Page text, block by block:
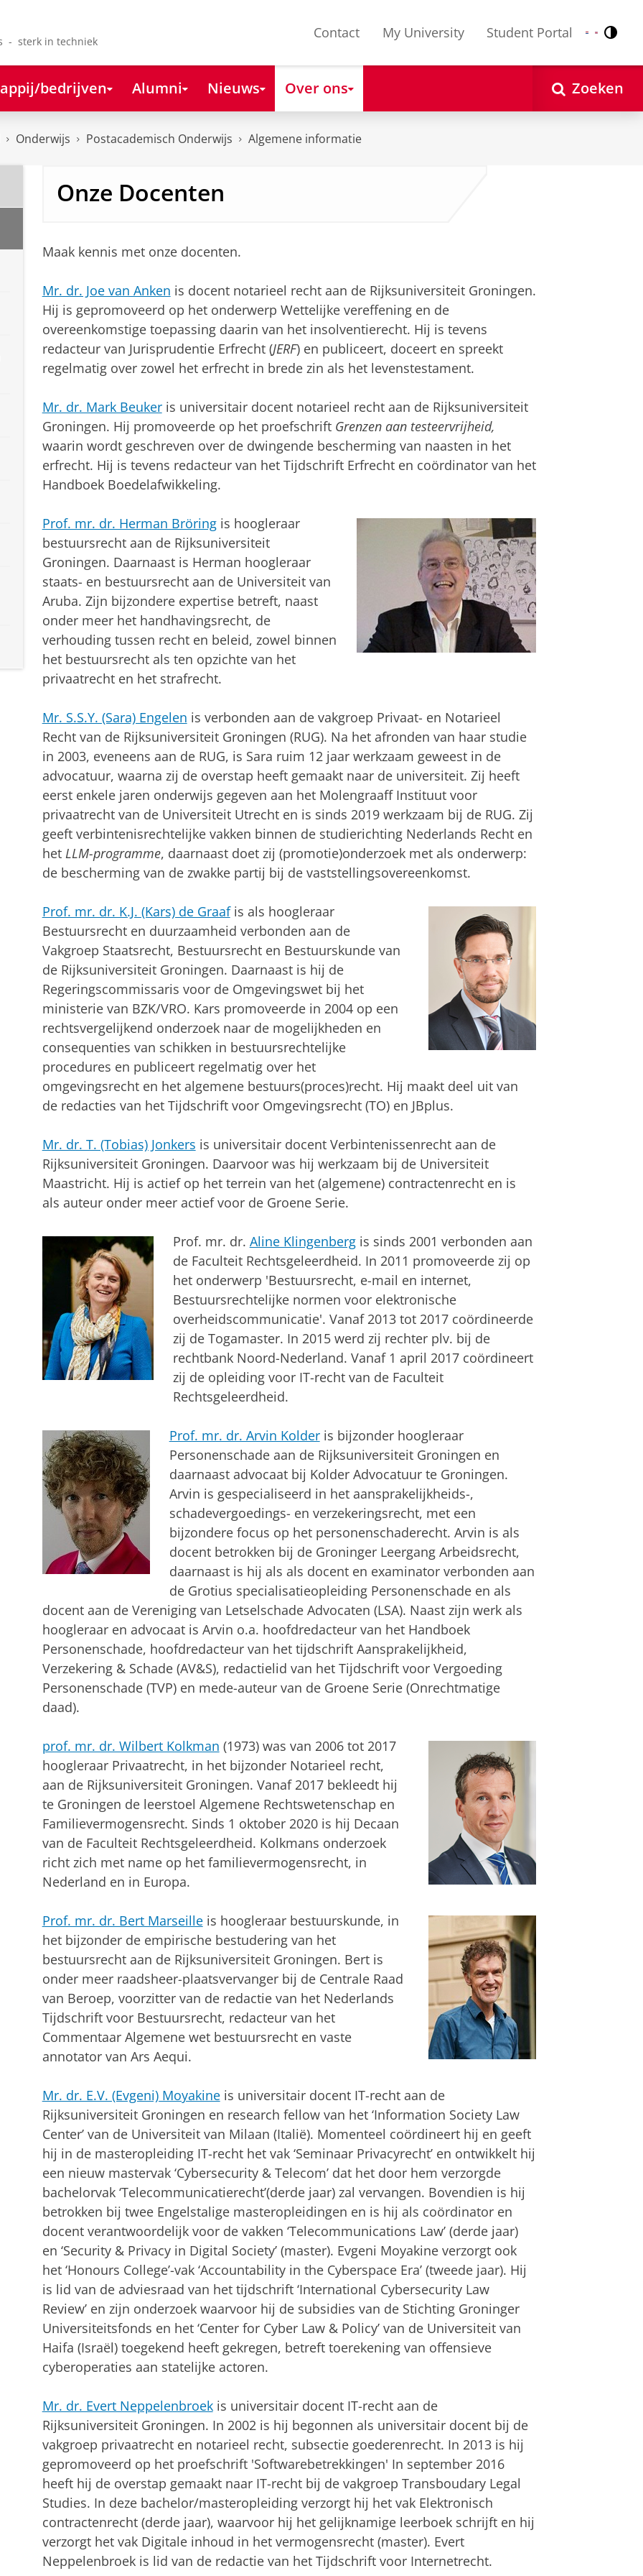
- sterk in techniek
Contact My University Student Portal Nederlands
English
bedrijven Alumni Nieuws Over ons Zoeken
Onderwijs Postacademisch Onderwijs Algemene informatie
Onze Docenten
Maak kennis met onze docenten.
Mr. dr. Joe van Anken is docent notarieel recht aan de Rijksuniversiteit Groningen.
Hij is gepromoveerd op het onderwerp Wettelijke vereffening en de
overeenkomstige toepassing daarin van het insolventierecht. Hij is tevens
redacteur van Jurisprudentie Erfrecht (JERF) en publiceert, doceert en spreekt
regelmatig over zowel het erfrecht in brede zin als het levenstestament.
Mr. dr. Mark Beukeris universitair docent notarieel recht aan de Rijksuniversiteit
Groningen. Hij promoveerde op het proefschrift Grenzen aan testeervrijheid,
waarin wordt geschreven over de dwingende bescherming van naasten in het
erfrecht. Hij is tevens redacteur van het Tijdschrift Erfrecht en coördinator van het
Handboek Boedelafwikkeling.
Prof. mr. dr. Herman Bröringis hoogleraar
bestuursrecht aan de Rijksuniversiteit
Groningen. Daarnaast is Herman hoogleraar
staats- en bestuursrecht aan de Universiteit van
Aruba. Zijn bijzondere expertise betreft, naast
onder meer het handhavingsrecht, de
verhouding tussen recht en beleid, zowel binnen
het bestuursrecht als ten opzichte van het
privaatrecht en het strafrecht.
Mr. S.S.Y. (Sara) Engelen is verbonden aan de vakgroep Privaat- en Notarieel
Recht van de Rijksuniversiteit Groningen (RUG). Na het afronden van haar studie
in 2003, eveneens aan de RUG, is Sara ruim 12 jaar werkzaam geweest in de
advocatuur, waarna zij de overstap heeft gemaakt naar de universiteit. Zij heeft
eerst enkele jaren onderwijs gegeven aan het Molengraaff Instituut voor
privaatrecht van de Universiteit Utrecht en is sinds 2019 werkzaam bij de RUG. Zij
geeft verbintenisrechtelijke vakken binnen de studierichting Nederlands Recht en
het LLM-programme, daarnaast doet zij (promotie)onderzoek met als onderwerp:
de bescherming van de zwakke partij bij de vaststellingsovereenkomst.
Prof. mr. dr. K.J. (Kars) de Graafis als hoogleraar
Bestuursrecht en duurzaamheid verbonden aan de
Vakgroep Staatsrecht, Bestuursrecht en Bestuurskunde van
de Rijksuniversiteit Groningen. Daarnaast is hij de
Regeringscommissaris voor de Omgevingswet bij het
ministerie van BZK/VRO. Kars promoveerde in 2004 op een
rechtsvergelijkend onderzoek naar de mogelijkheden en
consequenties van schikken in bestuursrechtelijke
procedures en publiceert regelmatig over het
omgevingsrecht en het algemene bestuurs(proces)recht. Hij maakt deel uit van
de redacties van het Tijdschrift voor Omgevingsrecht (TO) en JBplus.
Mr. dr. T. (Tobias) Jonkers is universitair docent Verbintenissenrecht aan de
Rijksuniversiteit Groningen. Daarvoor was hij werkzaam bij de Universiteit
Maastricht. Hij is actief op het terrein van het (algemene) contractenrecht en is
als auteur onder meer actief voor de Groene Serie.
Prof. mr. dr. Aline Klingenbergis sinds 2001 verbonden aan
de Faculteit Rechtsgeleerdheid. In 2011 promoveerde zij op
het onderwerp 'Bestuursrecht, e-mail en internet,
Bestuursrechtelijke normen voor elektronische
overheidscommunicatie'. Vanaf 2013 tot 2017 coördineerde
zij de Togamaster. In 2015 werd zij rechter plv. bij de
rechtbank Noord-Nederland. Vanaf 1 april 2017 coördineert
zij de opleiding voor IT-recht van de Faculteit
Rechtsgeleerdheid.
Prof. mr. dr. Arvin Kolderis bijzonder hoogleraar
Personenschade aan de Rijksuniversiteit Groningen en
daarnaast advocaat bij Kolder Advocatuur te Groningen.
Arvin is gespecialiseerd in het aansprakelijkheids-,
schadevergoedings- en verzekeringsrecht, met een
bijzondere focus op het personenschaderecht. Arvin is als
docent betrokken bij de Groninger Leergang Arbeidsrecht,
daarnaast is hij als als docent en examinator verbonden aan
de Grotius specialisatieopleiding Personenschade en als
docent aan de Vereniging van Letselschade Advocaten (LSA). Naast zijn werk als
hoogleraar en advocaat is Arvin o.a. hoofdredacteur van het Handboek
Personenschade, hoofdredacteur van het tijdschrift Aansprakelijkheid,
Verzekering & Schade (AV&S), redactielid van het Tijdschrift voor Vergoeding
Personenschade (TVP) en mede-auteur van de Groene Serie (Onrechtmatige
daad).
prof. mr. dr. Wilbert Kolkman (1973) was van 2006 tot 2017
hoogleraar Privaatrecht, in het bijzonder Notarieel recht,
aan de Rijksuniversiteit Groningen. Vanaf 2017 bekleedt hij
te Groningen de leerstoel Algemene Rechtswetenschap en
Familievermogensrecht. Sinds 1 oktober 2020 is hij Decaan
van de Faculteit Rechtsgeleerdheid. Kolkmans onderzoek
richt zich met name op het familievermogensrecht, in
Nederland en in Europa.
Prof. mr. dr. Bert Marseilleis hoogleraar bestuurskunde, in
het bijzonder de empirische bestudering van het
bestuursrecht aan de Rijksuniversiteit Groningen. Bert is
onder meer raadsheer-plaatsvervanger bij de Centrale Raad
van Beroep, voorzitter van de redactie van het Nederlands
Tijdschrift voor Bestuursrecht, redacteur van het
Commentaar Algemene wet bestuursrecht en vaste
annotator van Ars Aequi.
Mr. dr. E.V. (Evgeni) Moyakineis universitair docent IT-recht aan de
Rijksuniversiteit Groningen en research fellow van het ‘Information Society Law
Center’ van de Universiteit van Milaan (Italië). Momenteel coördineert hij en geeft
hij in de masteropleiding IT-recht het vak ‘Seminaar Privacyrecht’ en ontwikkelt hij
een nieuw mastervak ‘Cybersecurity & Telecom’ dat het door hem verzorgde
bachelorvak ‘Telecommunicatierecht’(derde jaar) zal vervangen. Bovendien is hij
betrokken bij twee Engelstalige masteropleidingen en is hij als coördinator en
docent verantwoordelijk voor de vakken ‘Telecommunications Law’ (derde jaar)
en ‘Security & Privacy in Digital Society’ (master). Evgeni Moyakine verzorgt ook
het ‘Honours College’-vak ‘Accountability in the Cyberspace Era’ (tweede jaar). Hij
is lid van de adviesraad van het tijdschrift ‘International Cybersecurity Law
Review’ en zijn onderzoek waarvoor hij de subsidies van de Stichting Groninger
Universiteitsfonds en het ‘Center for Cyber Law & Policy’ van de Universiteit van
Haifa (Israël) toegekend heeft gekregen, betreft toerekening van offensieve
cyberoperaties aan statelijke actoren.
Mr. dr. Evert Neppelenbroekis universitair docent IT-recht aan de
Rijksuniversiteit Groningen. In 2002 is hij begonnen als universitair docent bij de
vakgroep privaatrecht en notarieel recht, subsectie goederenrecht. In 2013 is hij
gepromoveerd op het proefschrift 'Softwarebetrekkingen' In september 2016
heeft hij de overstap gemaakt naar IT-recht bij de vakgroep Transboudary Legal
Studies. In deze bachelor/masteropleiding verzorgt hij het vak Elektronisch
contractenrecht (derde jaar), waarvoor hij het gelijknamige leerboek schrijft en hij
verzorgt het vak Digitale inhoud in het vermogensrecht (master). Evert
Neppelenbroek is lid van de redactie van het Tijdschrift voor Internetrecht.